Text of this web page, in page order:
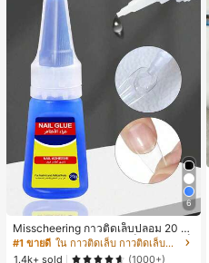
6
Misscheering กาวติดเล็บปลอม 20 กรั
ม แรงยึดสูง เจลสติกเกอร์เล็บนุ่ม แห้งเร็
ว เหมาะสำหรับผู้เริ่มต้นทำเล็บ ติดทนน
#1 ขายดี
ใน กาวติดเล็บ กาวติดเล็บและสารยึดติด
1.4k+ sold
(1000+)